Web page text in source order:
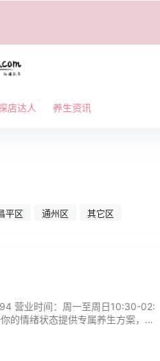
店达人 养生资讯
平区 通州区 其它区
营业时间：周一至周日10:30-02:
的情绪状态提供专属养生方案，每